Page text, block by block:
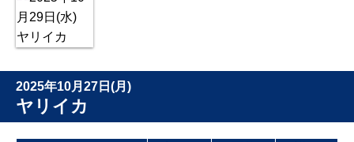
2025年10月27日(月)
ヤリイカ